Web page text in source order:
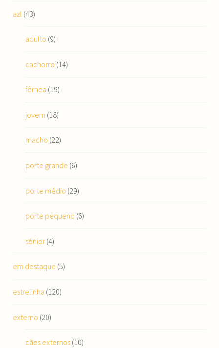
azl (43)
adulto (9)
cachorro (14)
fêmea (19)
jovem (18)
macho (22)
porte grande (6)
porte médio (29)
porte pequeno (6)
sénior(4)
em destaque (5)
estrelinha (120)
externo (20)
cães externos(10)